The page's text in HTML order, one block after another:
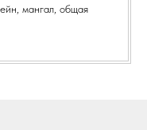
мангал, общая